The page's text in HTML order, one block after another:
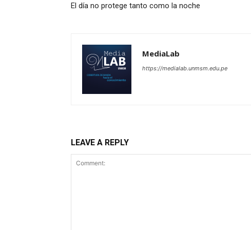
El día no protege tanto como la noche
MediaLab
https://medialab.unmsm.edu.pe
LEAVE A REPLY